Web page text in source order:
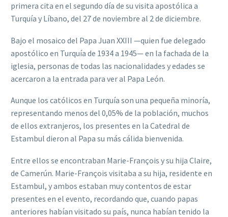
primera cita en el segundo día de su visita apostólica a
Turquía y Líbano, del 27 de noviembre al 2 de diciembre.
Bajo el mosaico del Papa Juan XXIII —quien fue delegado
apostólico en Turquía de 1934 a 1945— en la fachada de la
iglesia, personas de todas las nacionalidades y edades se
acercaron a la entrada para ver al Papa León.
Aunque los católicos en Turquía son una pequeña minoría,
representando menos del 0,05% de la población, muchos
de ellos extranjeros, los presentes en la Catedral de
Estambul dieron al Papa su más cálida bienvenida.
Entre ellos se encontraban Marie-François y su hija Claire,
de Camerún. Marie-François visitaba a su hija, residente en
Estambul, y ambos estaban muy contentos de estar
presentes en el evento, recordando que, cuando papas
anteriores habían visitado su país, nunca habían tenido la